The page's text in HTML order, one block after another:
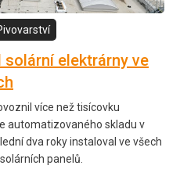
solární elektrárny ve
více než tisícovku
automatizovaného skladu v
dva roky instaloval ve všech
panelů.